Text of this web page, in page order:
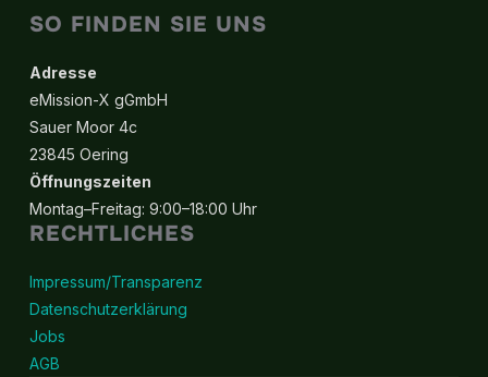
SO FINDEN SIE UNS
Adresse
eMission-X gGmbH
Sauer Moor 4c
23845 Oering
Öffnungszeiten
Montag–Freitag: 9:00–18:00 Uhr
RECHTLICHES
Impressum/Transparenz
Datenschutzerklärung
Jobs
AGB